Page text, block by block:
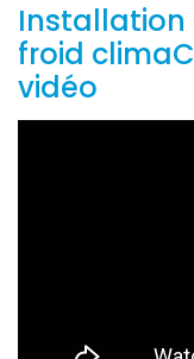
Installation
froid
vidéo